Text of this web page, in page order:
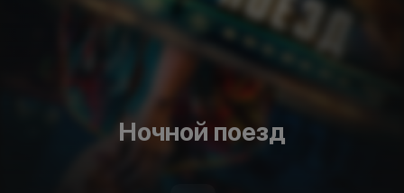
Ночной поезд